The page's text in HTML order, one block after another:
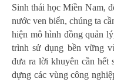
Sinh thái học Miền Nam,
nước ven biển, chúng ta
hiện mô hình đồng quản
trình sử dụng bền vững
đưa ra lời khuyên cần hết
dựng các vùng công